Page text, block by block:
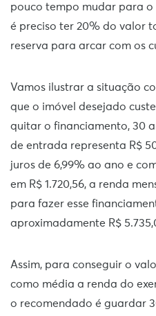
pouco tempo mudar para o
é preciso ter 20% do valor
reserva para arcar com os
Vamos ilustrar a situação
que o imóvel desejado
quitar o financiamento, 30
de entrada representa R$
juros de 6,99% ao ano e
em R$ 1.720,56, a renda
para fazer esse
aproximadamente R$
Assim, para conseguir o
como média a renda do
o recomendado é guardar